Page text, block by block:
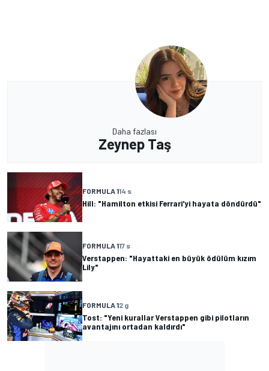
Daha fazlası
Zeynep Taş
FORMULA 114 s
Hill: "Hamilton etkisi Ferrari'yi hayata döndürdü"
FORMULA 117 s
Verstappen: "Hayattaki en büyük ödülüm kızım
Lily"
FORMULA 12 g
Tost: "Yeni kurallar Verstappen gibi pilotların
avantajını ortadan kaldırdı"